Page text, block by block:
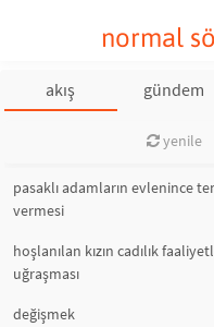
normal
akış gündem
yenile
pasaklı adamların evlenince
vermesi
hoşlanılan kızın cadılık
uğraşması
değişmek